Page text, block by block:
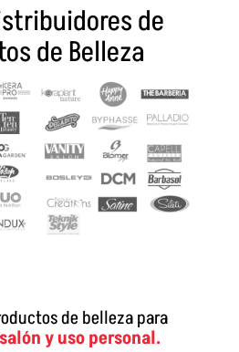
de
de Belleza
de belleza para
y uso personal.